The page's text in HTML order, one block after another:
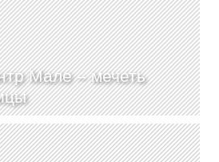
Мале – мечеть